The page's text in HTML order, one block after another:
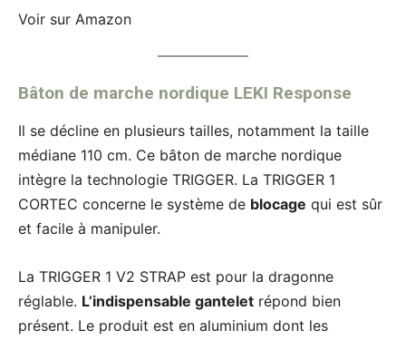
Voir sur Amazon
Bâton de marche nordique LEKI Response
Il se décline en plusieurs tailles, notamment la taille
médiane 110 cm. Ce bâton de marche nordique
intègre la technologie TRIGGER. La TRIGGER 1
CORTEC concerne le système de blocage qui est sûr
et facile à manipuler.
La TRIGGER 1 V2 STRAP est pour la dragonne
réglable. L’indispensable gantelet répond bien
présent. Le produit est en aluminium dont les